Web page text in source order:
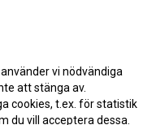
vi nödvändiga
att stänga av.
cookies, t.ex. för statistik
du vill acceptera dessa.